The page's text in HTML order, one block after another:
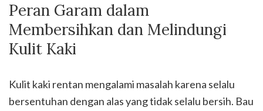
Peran Garam dalam
Membersihkan dan Melindungi
Kulit Kaki
Kulit kaki rentan mengalami masalah karena selalu
bersentuhan dengan alas yang tidak selalu bersih. Bau